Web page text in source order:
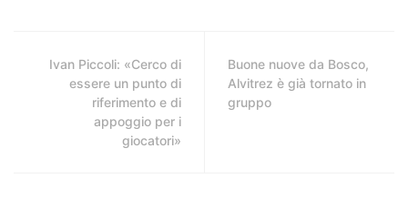
Ivan Piccoli: «Cerco di
essere un punto di
riferimento e di
appoggio per i
giocatori»
Buone nuove da Bosco,
Alvitrez è già tornato in
gruppo